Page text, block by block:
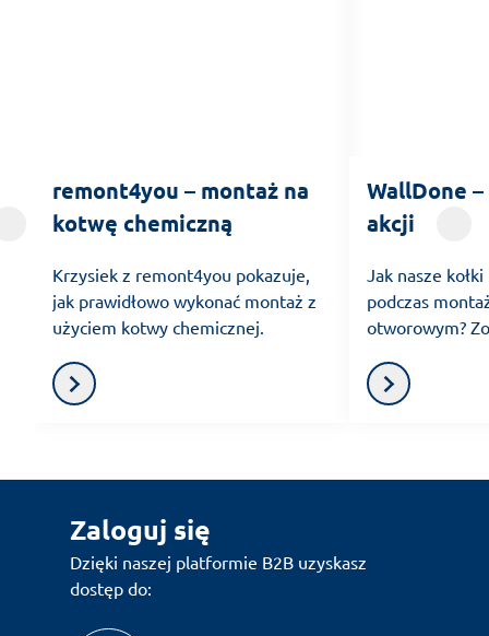
remont4you – montaż na
kotwę chemiczną
Krzysiek z remont4you pokazuje,
jak prawidłowo wykonać montaż z
użyciem kotwy chemicznej.
ZOBACZ WIDEO
WallDone
akcji
Jak nasze
podczas
otworowym?
ZOBACZ
Zaloguj się
Dzięki naszej platformie B2B uzyskasz
dostęp do: